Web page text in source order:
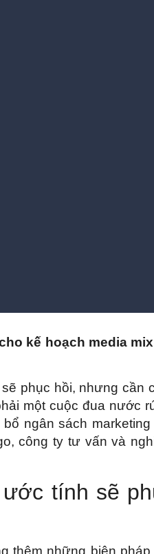
kế hoạch media
phục hồi, nhưng cần
một cuộc đua nước
ngân sách
công ty tư vấn và
tính sẽ
thêm những biện